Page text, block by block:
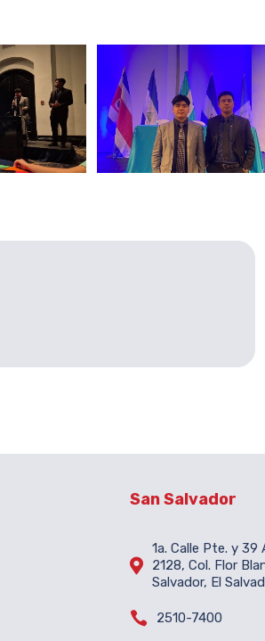
San Salvador

1a. Calle Pte. y 39
2128, Col. Flor
Salvador, El
 2510-7400